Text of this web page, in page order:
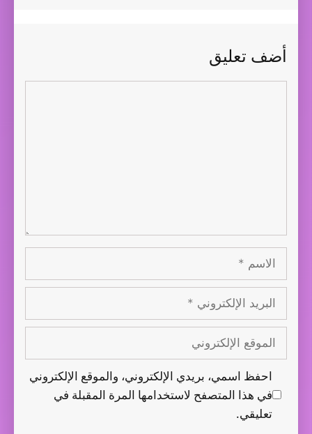
أضف تعليق
الإلكتروني
الإلكتروني
احفظ اسمي، بريدي الإلكتروني، والموقع الإلكتروني
في هذا المتصفح لاستخدامها المرة المقبلة في
تعليقي.